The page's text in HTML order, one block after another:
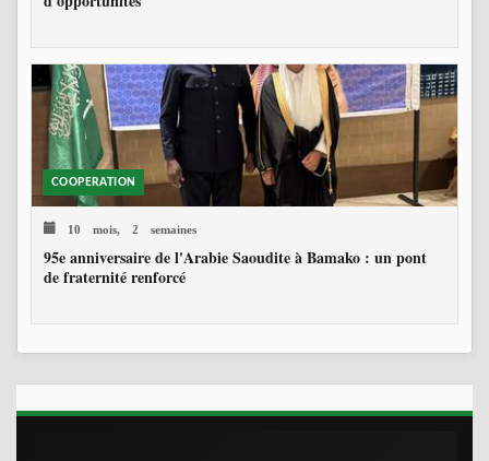
COOPERATION
10 mois, 2 semaines
95e anniversaire de l'Arabie Saoudite à Bamako : un pont
de fraternité renforcé